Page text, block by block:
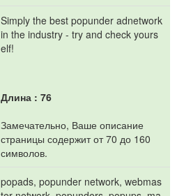
Simply the best popunder adnetwork
in the industry - try and check yours
elf!
Длина : 76
Замечательно, Ваше описание
страницы содержит от 70 до 160
символов.
popads, popunder network, webmas